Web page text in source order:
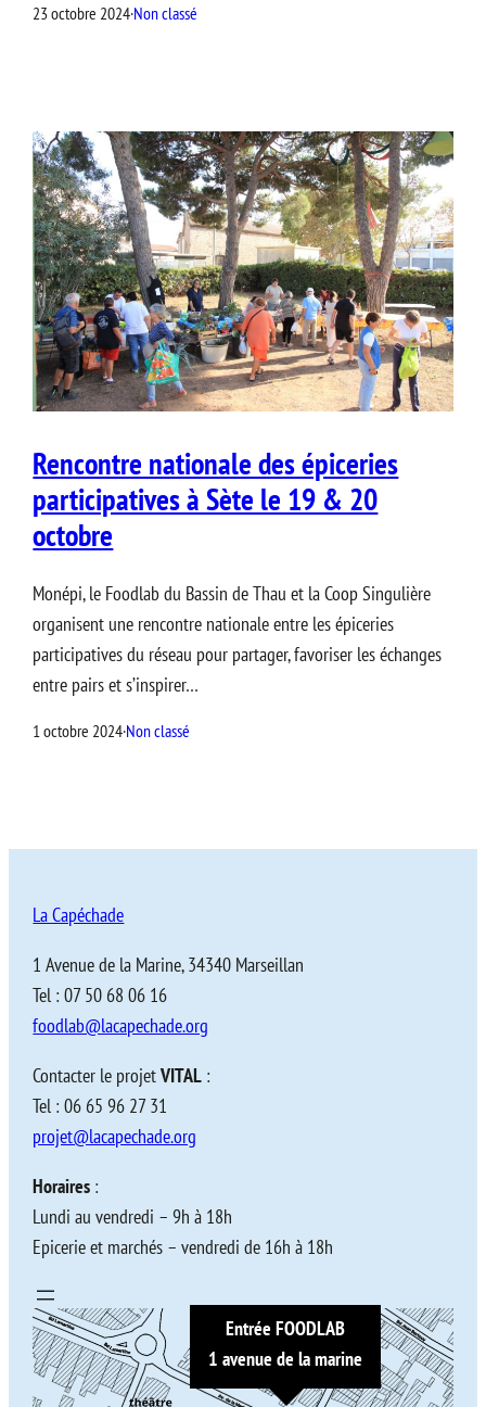
23 octobre 2024·Non classé
Rencontre nationale des épiceries
participatives à Sète le 19 & 20
octobre
Monépi, le Foodlab du Bassin de Thau et la Coop Singulière
organisent une rencontre nationale entre les épiceries
participatives du réseau pour partager, favoriser les échanges
entre pairs et s’inspirer…
1 octobre 2024·Non classé
La Capéchade
1 Avenue de la Marine, 34340 Marseillan
Tel : 07 50 68 06 16
foodlab@lacapechade.org
Contacter le projetVITAL :
Tel : 06 65 96 27 31
projet@lacapechade.org
Horaires :
Lundi au vendredi – 9h à 18h
Epicerie et marchés – vendredi de 16h à 18h
Entrée FOODLAB
1 avenue de la marine